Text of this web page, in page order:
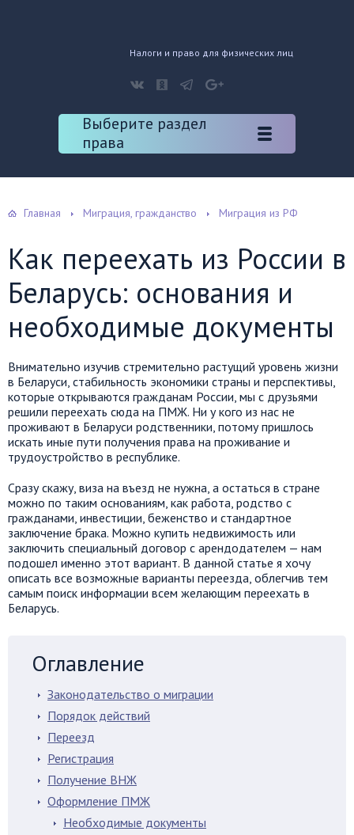
Налоги и право для физических лиц
Выберите раздел
права
Главная Миграция, гражданство Миграция из РФ
Как переехать из России в
Беларусь: основания и
необходимые документы
Внимательно изучив стремительно растущий уровень жизни
в Беларуси, стабильность экономики страны и перспективы,
которые открываются гражданам России, мы с друзьями
решили переехать сюда на ПМЖ. Ни у кого из нас не
проживают в Беларуси родственники, потому пришлось
искать иные пути получения права на проживание и
трудоустройство в республике.
Сразу скажу, виза на въезд не нужна, а остаться в стране
можно по таким основаниям, как работа, родство с
гражданами, инвестиции, беженство и стандартное
заключение брака. Можно купить недвижимость или
заключить специальный договор с арендодателем — нам
подошел именно этот вариант. В данной статье я хочу
описать все возможные варианты переезда, облегчив тем
самым поиск информации всем желающим переехать в
Беларусь.
Оглавление
Законодательство о миграции
Порядок действий
Переезд
Регистрация
Получение ВНЖ
Оформление ПМЖ
Необходимые документы